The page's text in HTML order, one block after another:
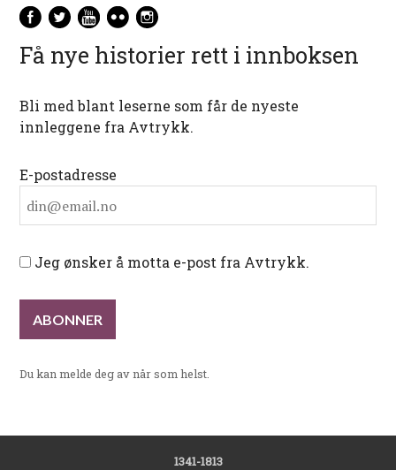
Få nye historier rett i innboksen
Bli med blant leserne som får de nyeste
innleggene fra Avtrykk.
E-postadresse
Jeg ønsker å motta e-post fra Avtrykk.
Du kan melde deg av når som helst.
1341-1813